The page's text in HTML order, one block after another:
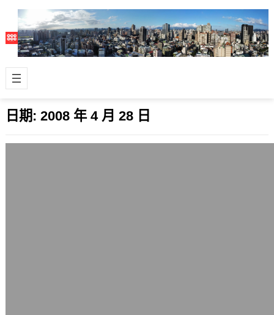
日期: 2008 年 4 月 28 日